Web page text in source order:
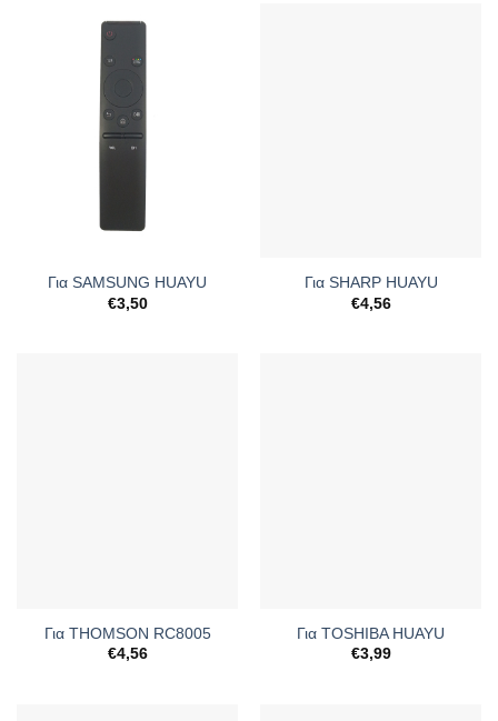
Για SAMSUNG HUAYU
€3,50
Για SHARP HUAYU
€4,56
Για THOMSON RC8005
€4,56
Για TOSHIBA HUAYU
€3,99